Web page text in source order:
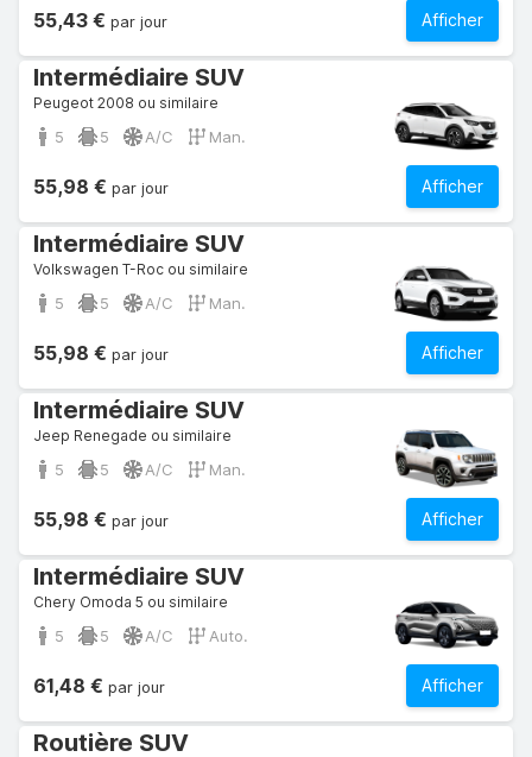
Afficher
55,43 € par jour
Intermédiaire SUV
Peugeot 2008 ou similaire
5 5 A/C Man.
Afficher
55,98 € par jour
Intermédiaire SUV
Volkswagen T-Roc ou similaire
5 5 A/C Man.
Afficher
55,98 € par jour
Intermédiaire SUV
Jeep Renegade ou similaire
5 5 A/C Man.
Afficher
55,98 € par jour
Intermédiaire SUV
Chery Omoda 5 ou similaire
5 5 A/C Auto.
Afficher
61,48 € par jour
Routière SUV